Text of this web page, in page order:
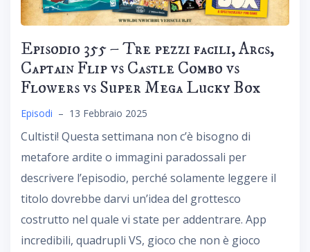
Episodio 355 – Tre pezzi facili, Arcs,
Captain Flip vs Castle Combo vs
Flowers vs Super Mega Lucky Box
Episodi – 13 Febbraio 2025
Cultisti! Questa settimana non c’è bisogno di
metafore ardite o immagini paradossali per
descrivere l’episodio, perché solamente leggere il
titolo dovrebbe darvi un’idea del grottesco
costrutto nel quale vi state per addentrare. App
incredibili, quadrupli VS, gioco che non è gioco